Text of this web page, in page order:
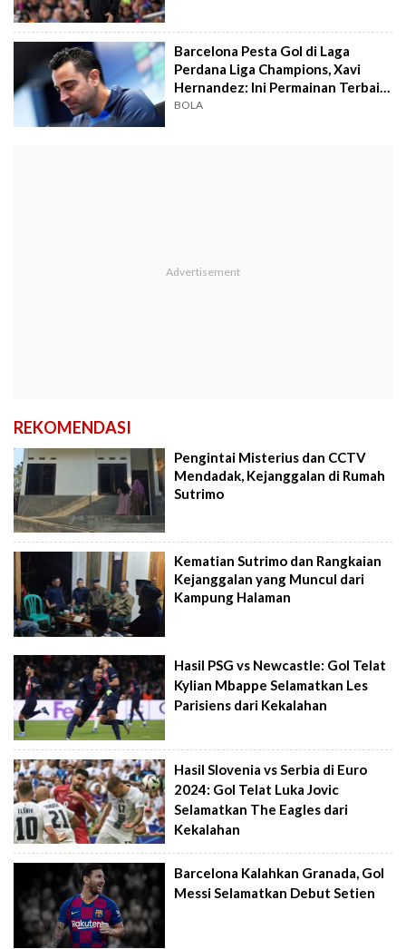
Barcelona Pesta Gol di Laga
Perdana Liga Champions, Xavi
Hernandez: Ini Permainan Terbaik
Sejak Saya Jadi Pelatih
BOLA
REKOMENDASI
Pengintai Misterius dan CCTV
Mendadak, Kejanggalan di Rumah
Sutrimo
Kematian Sutrimo dan Rangkaian
Kejanggalan yang Muncul dari
Kampung Halaman
Hasil PSG vs Newcastle: Gol Telat
Kylian Mbappe Selamatkan Les
Parisiens dari Kekalahan
Hasil Slovenia vs Serbia di Euro
2024: Gol Telat Luka Jovic
Selamatkan The Eagles dari
Kekalahan
Barcelona Kalahkan Granada, Gol
Messi Selamatkan Debut Setien